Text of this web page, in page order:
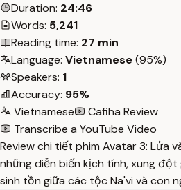
Duration: 24:46
Words: 5,241
Reading time: 27 min
Language: Vietnamese(95%)
Speakers: 1
Accuracy: 95%
Vietnamese
Cafiha Review
Transcribe a YouTube Video
Review chi tiết phim Avatar 3: Lửa
những diễn biến kịch tính, xung
sinh tồn giữa các tộc Na'vi và con